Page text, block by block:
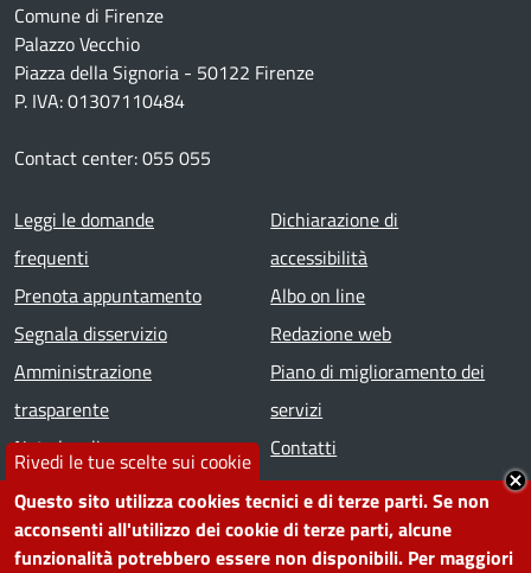
Rivedi le tue scelte sui cookie
Questo sito utilizza cookies tecnici e di terze parti. Se non
acconsenti all'utilizzo dei cookie di terze parti, alcune
funzionalità potrebbero essere non disponibili. Per maggiori
Comune di Firenze
Palazzo Vecchio
Piazza della Signoria - 50122 Firenze
P. IVA: 01307110484
Contact center: 055 055
Footer menu
Leggi le domande
frequenti
Prenota appuntamento
Segnala disservizio
Amministrazione
trasparente
Note legali
Dichiarazione di
accessibilità
Albo on line
Redazione web
Piano di miglioramento dei
servizi
Contatti
SEGUICI SU
Facebook
Instagram
YouTube
Telegram
WhatsApp
TwitterLinkedin